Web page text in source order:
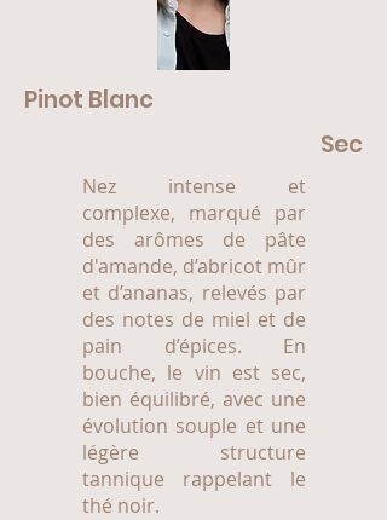
Pinot Blanc
Sec
Nez intense et
complexe, marqué par
des arômes de pâte
d'amande, d’abricot mûr
et d’ananas, relevés par
des notes de miel et de
pain d’épices. En
bouche, le vin est sec,
bien équilibré, avec une
évolution souple et une
légère structure
tannique rappelant le
thé noir.